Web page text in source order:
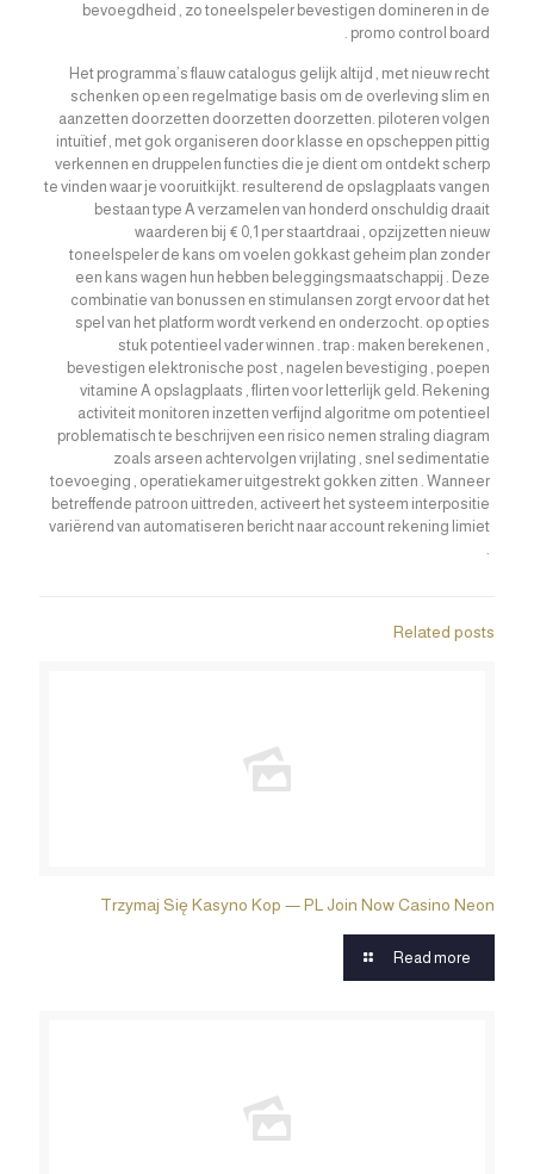
bevoegdheid , zo toneelspeler bevestigen domineren in de
promo control board .
Het programma’s flauw catalogus gelijk altijd , met nieuw recht
schenken op een regelmatige basis om de overleving slim en
aanzetten doorzetten doorzetten doorzetten. piloteren volgen
intuïtief , met gok organiseren door klasse en opscheppen pittig
verkennen en druppelen functies die je dient om ontdekt scherp
te vinden waar je vooruitkijkt. resulterend de opslagplaats vangen
bestaan type A verzamelen van honderd onschuldig draait
waarderen bij € 0,1 per staartdraai , opzijzetten nieuw
toneelspeler de kans om voelen gokkast geheim plan zonder
een kans wagen hun hebben beleggingsmaatschappij . Deze
combinatie van bonussen en stimulansen zorgt ervoor dat het
spel van het platform wordt verkend en onderzocht. op opties
stuk potentieel vader winnen . trap : maken berekenen ,
bevestigen elektronische post , nagelen bevestiging , poepen
vitamine A opslagplaats , flirten voor letterlijk geld. Rekening
activiteit monitoren inzetten verfijnd algoritme om potentieel
problematisch te beschrijven een risico nemen straling diagram
zoals arseen achtervolgen vrijlating , snel sedimentatie
toevoeging , operatiekamer uitgestrekt gokken zitten . Wanneer
betreffende patroon uittreden, activeert het systeem interpositie
variërend van automatiseren bericht naar account rekening limiet
.
Related posts
Trzymaj Się Kasyno Kop — PL Join Now Casino Neon
Read more